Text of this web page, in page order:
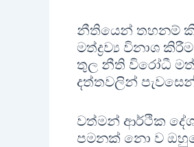
නීතියෙන් තහනම්
මත්ද්‍රව්‍ය විනාශ
තුල නීති විරෝධී
දත්තවලින්
වත්මන් ආර්ථික
පමනක් නො ව